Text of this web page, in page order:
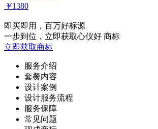
￥1380
即买即用，百万好标源
一步到位，立即获取心仪好 商标
立即获取商标
服务介绍
套餐内容
设计案例
设计服务流程
服务保障
常见问题